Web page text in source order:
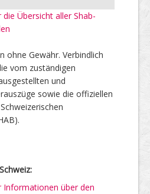
die Übersicht aller Shab-
ohne Gewähr. Verbindlich
vom zuständigen
und
sowie die offiziellen
Informationen über den